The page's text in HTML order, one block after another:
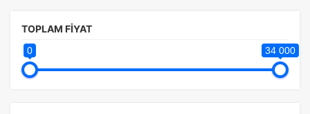
TOPLAM FİYAT
0 34 000